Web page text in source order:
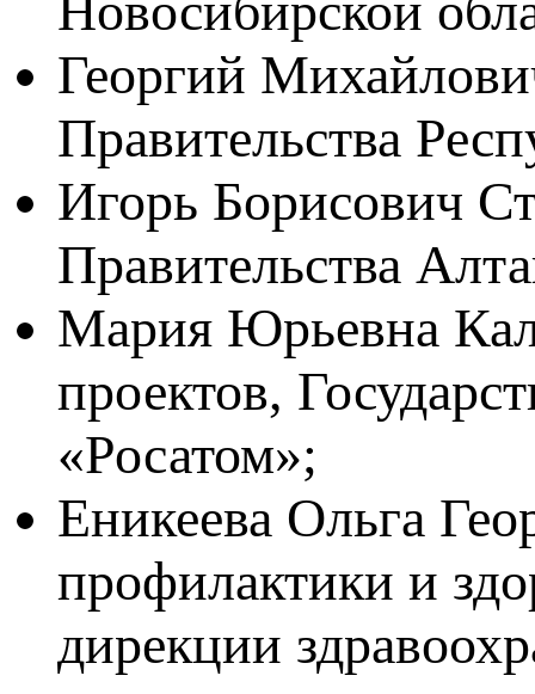
Георгий
Правительства
Игорь Борисович
Правительства
Мария Юрьевна
проектов,
«Росатом»;
Еникеева Ольга
профилактики и
дирекции